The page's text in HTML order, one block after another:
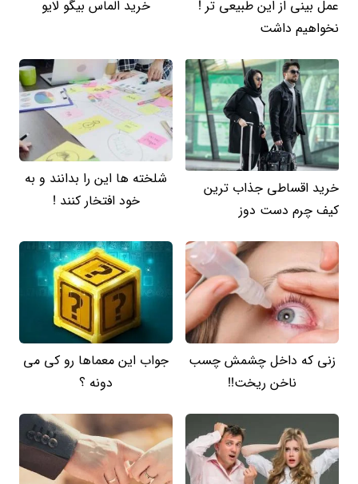
عمل بینی از این طبیعی تر !
نخواهیم داشت
خرید الماس بیگو لایو
خرید اقساطی جذاب ترین
کیف چرم دست دوز
شلخته ها این را بدانند و به
خود افتخار کنند !
زنی که داخل چشمش چسب
ناخن ریخت!!
جواب این معماها رو کی می
دونه ؟